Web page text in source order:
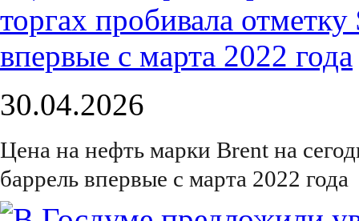
30.04.2026
Цена на нефть марки Brent на
баррель впервые с марта 2022 года